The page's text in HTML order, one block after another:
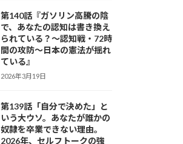
第140話『ガソリン高騰の陰
で、あなたの認知は書き換え
られている？〜認知戦・72時
間の攻防〜日本の憲法が揺れ
ている』
2026年3月19日
第139話「自分で決めた」と
いう大ウソ。あなたが誰かの
奴隷を卒業できない理由。
2026年、セルフトークの強